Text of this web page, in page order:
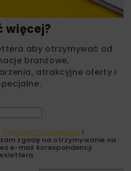
więcej?
aby otrzymywać od
branżowe,
atrakcyjne oferty i
Polityką Prywatności i
zgodę na otrzymywanie na
e-mail korespondencji